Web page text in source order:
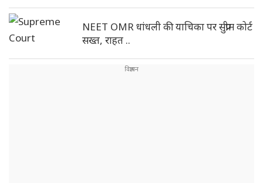
NEET OMR धांधली की याचिका पर सुप्रीम कोर्ट
सख्त, राहत ..